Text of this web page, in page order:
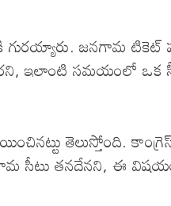
జనగామ టికెట్
ఇలాంటి సమయంలో
తెలుస్తోంది.
జనగామ సీటు తనదేనని, ఈ